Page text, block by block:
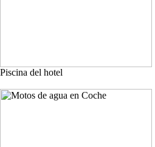
Piscina del hotel